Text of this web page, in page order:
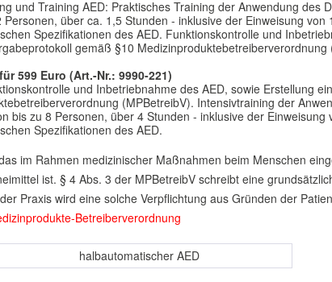
und Training AED: Praktisches Training der Anwendung
über ca. 1,5 Stunden - inklusive der Einweisung
Spezifikationen des AED. Funktionskontrolle und
gemäß §10 Medizinproduktebetreiberverordnung
599 Euro (Art.-Nr.: 9990-221)
und Inbetriebnahme des AED, sowie Erstellung
(MPBetreibV). Intensivtraining der
bis zu 8 Personen, über 4 Stunden - inklusive der
Spezifikationen des AED.
im Rahmen medizinischer Maßnahmen beim Menschen
ist. § 4 Abs. 3 der MPBetreibV schreibt eine
Praxis wird eine solche Verpflichtung aus Gründen der
Betreiberverordnung
halbautomatischer AED